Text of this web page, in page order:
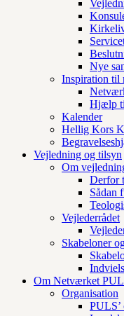
Nye
Inspiration til
Hjælp
Kalender
Hellig Kors
Vejledning og tilsyn
Om
Derfor
Sådan
Vejlederrådet
Skabeloner
Om Netværket
Organisation
PULS’